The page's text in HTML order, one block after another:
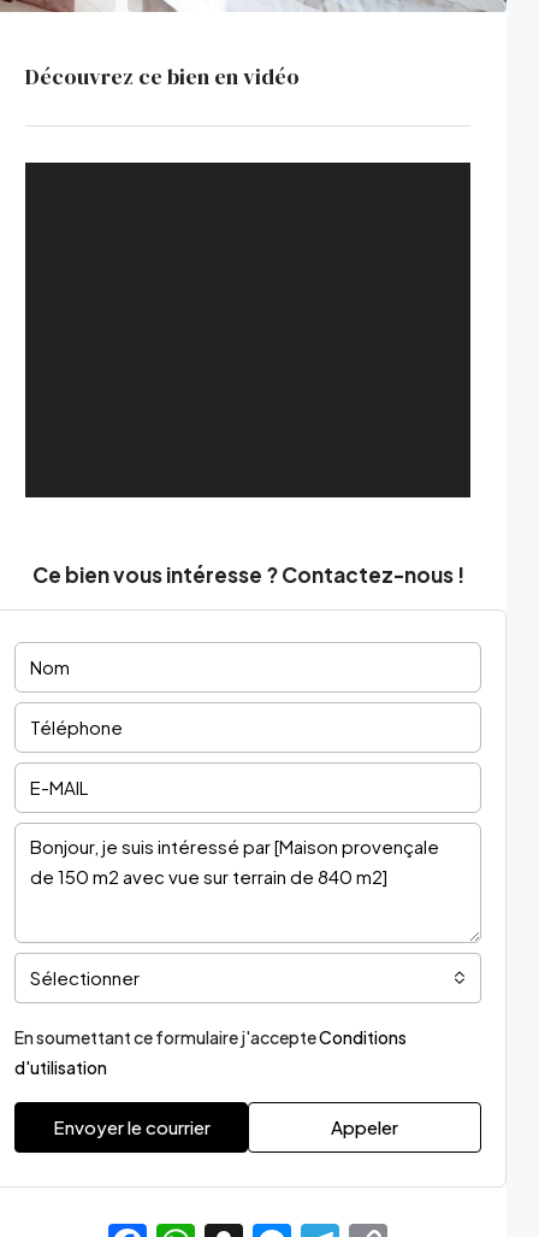
Découvrez ce bien en vidéo
Ce bien vous intéresse ? Contactez-nous !
Sélectionner
En soumettant ce formulaire j'accepteConditions
d'utilisation
Envoyer le courrier Appeler